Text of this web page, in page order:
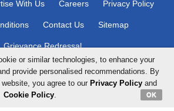
With Us Careers Privacy Policy
Contact Us Sitemap
Grievance Redressal
Day Infomedia Ltd. All Rights Reserved.
or similar technologies, to enhance your
provide personalised recommendations. By
you agree to our Privacy Policyand
Cookie Policy. OK